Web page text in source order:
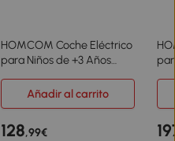
HOMCOM Coche Eléctrico
para Niños de +3 Años
de Batería con Mando a
Distancia 103x58x41 cm
de
Añadir al carrito
128,99€